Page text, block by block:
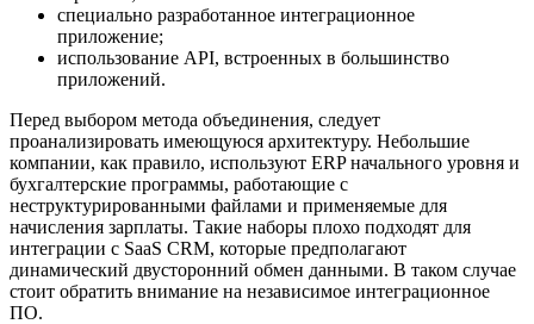
специально разработанное интеграционное
приложение;
использование API, встроенных в большинство
приложений.
Перед выбором метода объединения, следует
проанализировать имеющуюся архитектуру. Небольшие
компании, как правило, используют ERP начального уровня и
бухгалтерские программы, работающие с
неструктурированными файлами и применяемые для
начисления зарплаты. Такие наборы плохо подходят для
интеграции с SaaS CRM, которые предполагают
динамический двусторонний обмен данными. В таком случае
стоит обратить внимание на независимое интеграционное
ПО.